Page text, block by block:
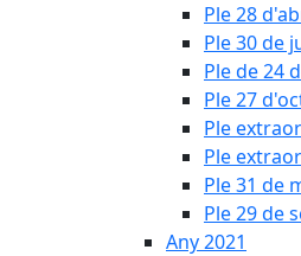
Ple 28
Ple 30 de
Ple de 24
Ple 27
Ple
Ple
Ple 31 de
Ple 29 de
Any 2021